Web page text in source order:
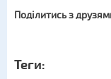
Поділитись з
Теги: